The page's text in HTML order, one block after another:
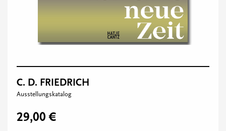
C. D. FRIEDRICH
Ausstellungskatalog
29,00 €